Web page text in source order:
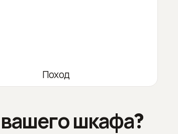
Поход
шкафа?